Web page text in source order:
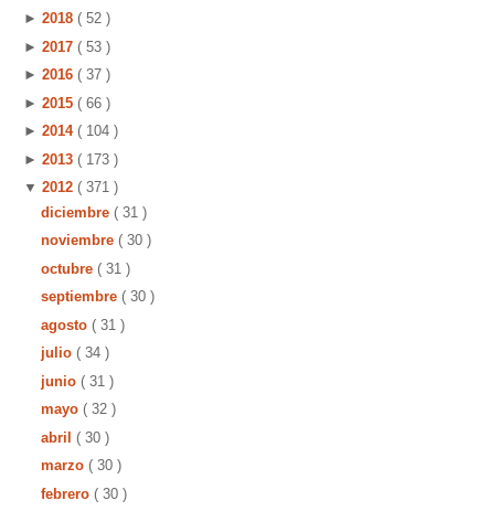
► 2018 ( 52 )
► 2017 ( 53 )
► 2016 ( 37 )
► 2015 ( 66 )
► 2014 ( 104 )
► 2013 ( 173 )
▼ 2012 ( 371 )
diciembre ( 31 )
noviembre ( 30 )
octubre ( 31 )
septiembre ( 30 )
agosto ( 31 )
julio ( 34 )
junio ( 31 )
mayo ( 32 )
abril ( 30 )
marzo ( 30 )
febrero ( 30 )